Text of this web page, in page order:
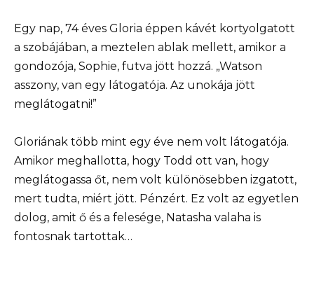
Egy nap, 74 éves Gloria éppen kávét kortyolgatott
a szobájában, a meztelen ablak mellett, amikor a
gondozója, Sophie, futva jött hozzá. „Watson
asszony, van egy látogatója. Az unokája jött
meglátogatni!”
Gloriának több mint egy éve nem volt látogatója.
Amikor meghallotta, hogy Todd ott van, hogy
meglátogassa őt, nem volt különösebben izgatott,
mert tudta, miért jött. Pénzért. Ez volt az egyetlen
dolog, amit ő és a felesége, Natasha valaha is
fontosnak tartottak…